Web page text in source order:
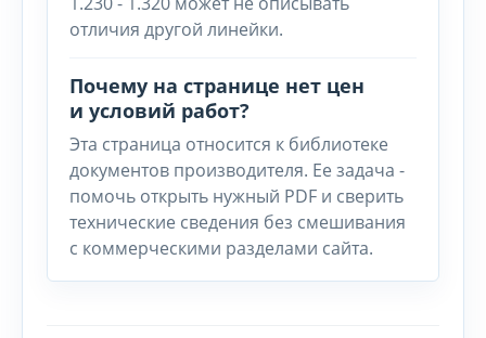
отличия другой линейки.
Почему на странице нет цен
и условий работ?
Эта страница относится к библиотеке
документов производителя. Ее задача -
помочь открыть нужный PDF и сверить
технические сведения без смешивания
с коммерческими разделами сайта.